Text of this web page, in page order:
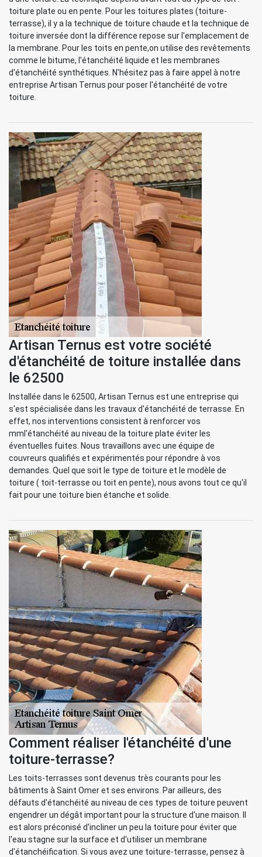
toiture plate ou en pente. Pour les toitures plates (toiture-
terrasse), il y a la technique de toiture chaude et la technique de
toiture inversée dont la différence repose sur l'emplacement de
la membrane. Pour les toits en pente,on utilise des revêtements
comme le bitume, l'étanchéité liquide et les membranes
d'étanchéité synthétiques. N'hésitez pas à faire appel à notre
entreprise Artisan Ternus pour poser l'étanchéité de votre
toiture.
Artisan Ternus est votre société
d'étanchéité de toiture installée dans
le 62500
Installée dans le 62500, Artisan Ternus est une entreprise qui
s'est spécialisée dans les travaux d'étanchéité de terrasse. En
effet, nos interventions consistent à renforcer vos
mml'étanchéité au niveau de la toiture plate éviter les
éventuelles fuites. Nous travaillons avec une équipe de
couvreurs qualifiés et expérimentés pour répondre à vos
demandes. Quel que soit le type de toiture et le modèle de
toiture ( toit-terrasse ou toit en pente), nous avons tout ce qu'il
fait pour une toiture bien étanche et solide.
Comment réaliser l'étanchéité d'une
toiture-terrasse?
Les toits-terrasses sont devenus très courants pour les
bâtiments à Saint Omer et ses environs. Par ailleurs, des
défauts d'étanchéité au niveau de ces types de toiture peuvent
engendrer un dégât important pour la structure d'une maison. Il
est alors préconisé d'incliner un peu la toiture pour éviter que
l'eau stagne sur la surface et d'utiliser un membrane
d'étanchéification. Si vous avez une toiture-terrasse, pensez à